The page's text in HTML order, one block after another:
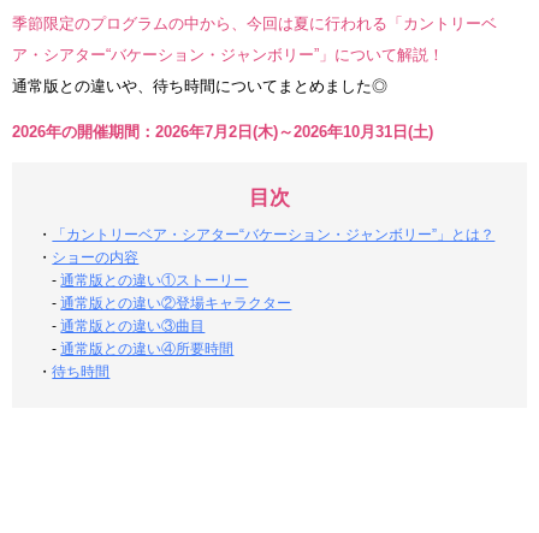
季節限定のプログラムの中から、今回は夏に行われる「カントリーベ
ア・シアター“バケーション・ジャンボリー”」について解説！
通常版との違いや、待ち時間についてまとめました◎
2026年の開催期間：2026年7月2日(木)～2026年10月31日(土)
目次
・
「カントリーベア・シアター“バケーション・ジャンボリー”」とは？
・ ショーの内容
-通常版との違い①ストーリー
-通常版との違い②登場キャラクター
-通常版との違い③曲目
-通常版との違い④所要時間
・待ち時間